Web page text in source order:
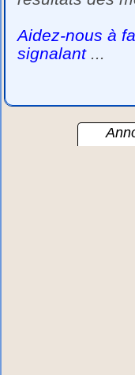
Aidez-nous à
signalant...